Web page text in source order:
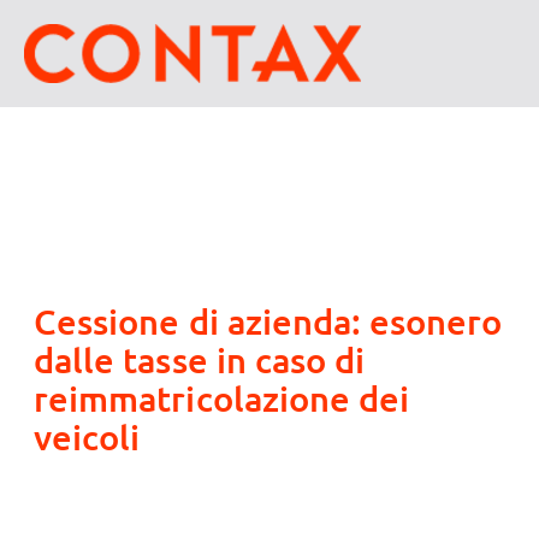
Cessione di azienda: esonero
dalle tasse in caso di
reimmatricolazione dei
veicoli